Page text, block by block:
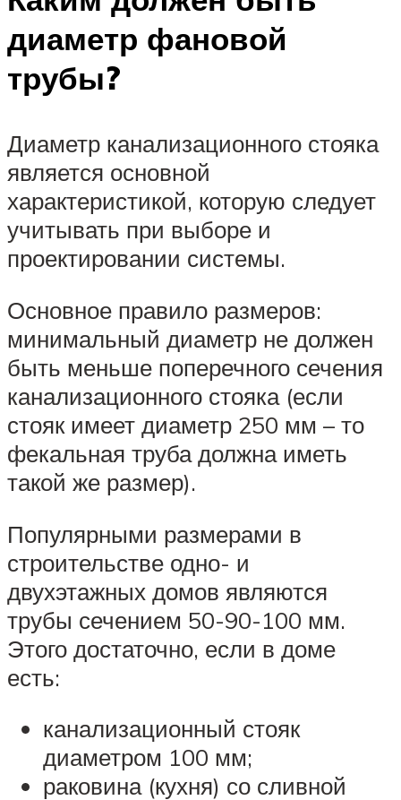
диаметр фановой
трубы?
Диаметр канализационного стояка
является основной
характеристикой, которую следует
учитывать при выборе и
проектировании системы.
Основное правило размеров:
минимальный диаметр не должен
быть меньше поперечного сечения
канализационного стояка (если
стояк имеет диаметр 250 мм – то
фекальная труба должна иметь
такой же размер).
Популярными размерами в
строительстве одно- и
двухэтажных домов являются
трубы сечением 50-90-100 мм.
Этого достаточно, если в доме
есть:
канализационный стояк
диаметром 100 мм;
раковина (кухня) со сливной